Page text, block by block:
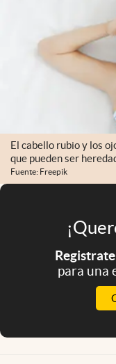
El Cronista Studio
El cabello rubio y los
que pueden ser
Fuente: Freepik
para una